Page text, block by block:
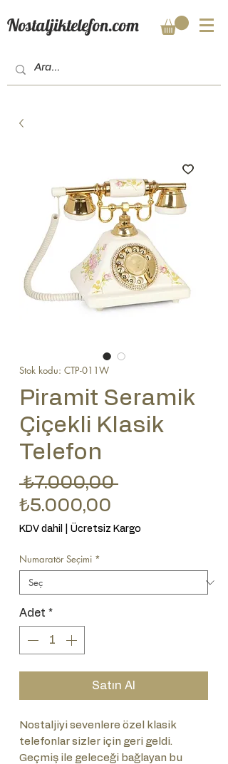
Nostaljiktelefon.com
Stok kodu: CTP-011W
Piramit Seramik
Çiçekli Klasik
Telefon
₺7.000,00 Normal Fiyat
₺5.000,00
KDV dahil Ücretsiz Kargo
Numaratör Seçimi *
Adet *
Satın Al
Nostaljiyi sevenlere özel klasik
telefonlar sizler için geri geldi.
Geçmiş ile geleceği bağlayan bu